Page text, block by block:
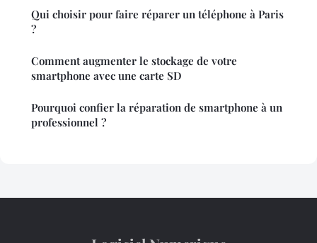
Qui choisir pour faire réparer un téléphone à Paris
?
Comment augmenter le stockage de votre
smartphone avec une carte SD
Pourquoi confier la réparation de smartphone à un
professionnel ?